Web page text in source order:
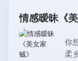
失
情感暧昧《美
你
柔